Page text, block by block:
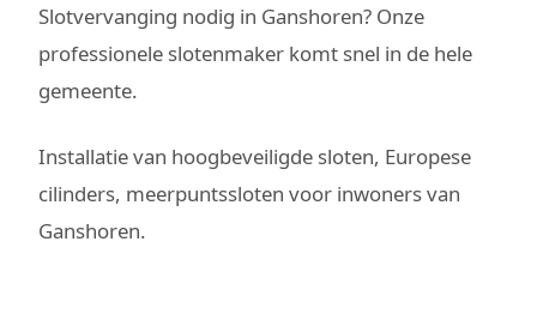
Slotvervanging nodig in Ganshoren? Onze
professionele slotenmaker komt snel in de hele
gemeente.
Installatie van hoogbeveiligde sloten, Europese
cilinders, meerpuntssloten voor inwoners van
Ganshoren.